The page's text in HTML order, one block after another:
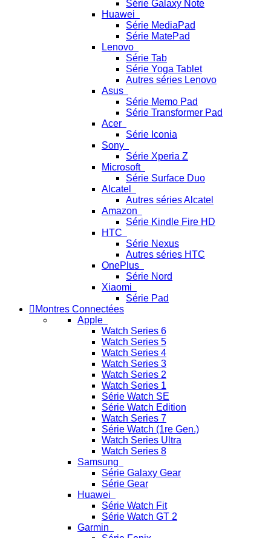
Série Galaxy Note
Huawei
Série MediaPad
Série MatePad
Lenovo
Série Tab
Série Yoga Tablet
Autres séries Lenovo
Asus
Série Memo Pad
Série Transformer Pad
Acer
Série Iconia
Sony
Série Xperia Z
Microsoft
Série Surface Duo
Alcatel
Autres séries Alcatel
Amazon
Série Kindle Fire HD
HTC
Série Nexus
Autres séries HTC
OnePlus
Série Nord
Xiaomi
Série Pad
Montres Connectées
Apple
Watch Series 6
Watch Series 5
Watch Series 4
Watch Series 3
Watch Series 2
Watch Series 1
Série Watch SE
Série Watch Edition
Watch Series 7
Série Watch (1re Gen.)
Watch Series Ultra
Watch Series 8
Samsung
Série Galaxy Gear
Série Gear
Huawei
Série Watch Fit
Série Watch GT 2
Garmin